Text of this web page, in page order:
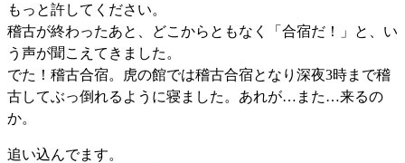
もっと許してください。
稽古が終わったあと、どこからともなく「合宿だ！」と、い
う声が聞こえてきました。
でた！稽古合宿。虎の館では稽古合宿となり深夜3時まで稽
古してぶっ倒れるように寝ました。あれが…また…来るの
か。
追い込んでます。